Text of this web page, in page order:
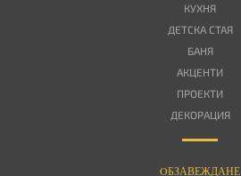
КУХНЯ
ДЕТСКА СТАЯ
БАНЯ
АКЦЕНТИ
ПРОЕКТИ
ДЕКОРАЦИЯ
OБЗАВЕЖДАНЕ